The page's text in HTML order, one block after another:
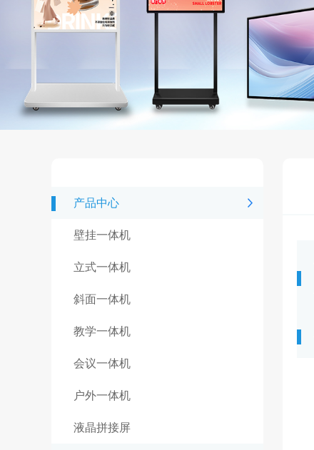
产品中心
壁挂一体机
立式一体机
斜面一体机
教学一体机
会议一体机
户外一体机
液晶拼接屏